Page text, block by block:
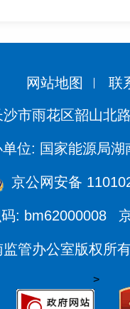
网站地图 联
市雨花区韶山北
单位: 国家能源局湖
京公网安备
: bm62000008
监管办公室版权所
>